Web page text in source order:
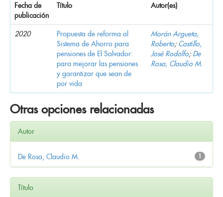
Fecha de
publicación
Título Autor(es)
2020
Propuesta de reforma al
Sistema de Ahorro para
pensiones de El Salvador:
para mejorar las pensiones
y garantizar que sean de
por vida
Morán Argueta,
Roberto; Castillo,
José Rodolfo; De
Rosa, Claudio M.
Otras opciones relacionadas
Autor
1
De Rosa, Claudio M.
Título